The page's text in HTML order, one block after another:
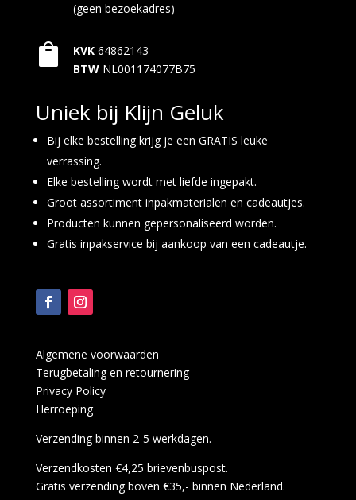
(geen bezoekadres)
 KVK 64862143
BTW NL001174077B75
Uniek bij Klijn Geluk
Bij elke bestelling krijg je een GRATIS leuke
verrassing.
Elke bestelling wordt met liefde ingepakt.
Groot assortiment inpakmaterialen en cadeautjes.
Producten kunnen gepersonaliseerd worden.
Gratis inpakservice bij aankoop van een cadeautje.
Algemene voorwaarden
Terugbetaling en retournering
Privacy Policy
Herroeping
Verzending binnen 2-5 werkdagen.
Verzendkosten €4,25 brievenbuspost.
Gratis verzending boven €35,- binnen Nederland.